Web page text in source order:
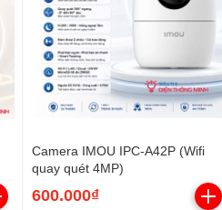
Camera IMOU IPC-A42P (Wifi
quay quét 4MP)
600.000₫